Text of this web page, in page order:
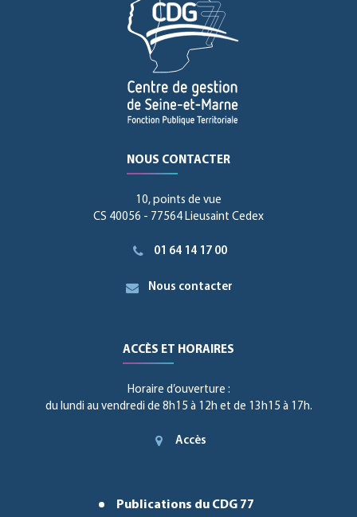
NOUS CONTACTER
10, points de vue
CS 40056 - 77564 Lieusaint Cedex
01 64 14 17 00
Nous contacter
ACCÈS ET HORAIRES
Horaire d’ouverture :
du lundi au vendredi de 8h15 à 12h et de 13h15 à 17h.
Accès
Publications du CDG 77